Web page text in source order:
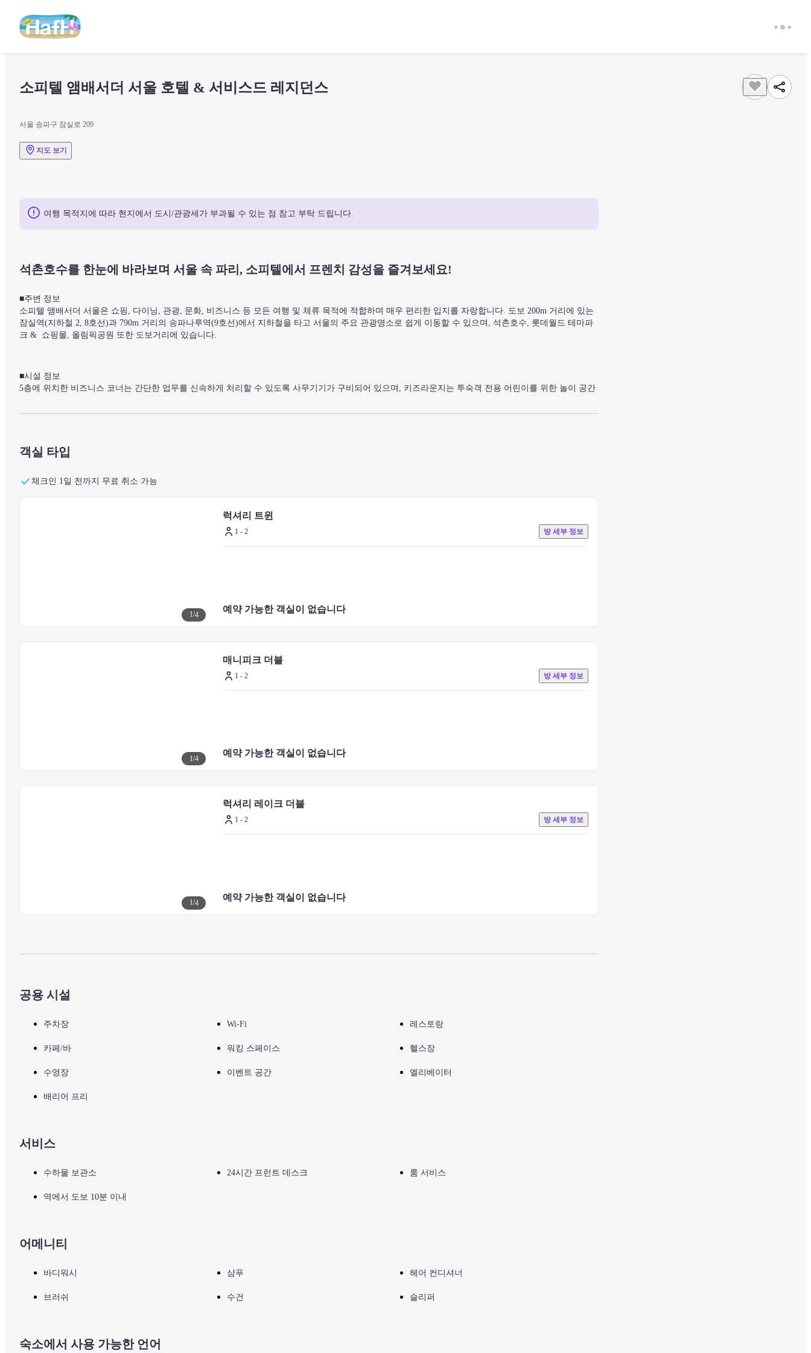
소피텔 앰배서더 서울 호텔 & 서비스드 레지던스
서울 송파구 잠실로 209
지도 보기
여행 목적지에 따라 현지에서 도시/관광세가 부과될 수 있는 점 참고 부탁 드립니다.
석촌호수를 한눈에 바라보며 서울 속 파리, 소피텔에서 프렌치 감성을 즐겨보세요!
■주변 정보
소피텔 앰배서더 서울은 쇼핑, 다이닝, 관광, 문화, 비즈니스 등 모든 여행 및 체류 목적에 적합하며 매우 편리한 입지를 자랑합니다. 도보 200m 거리에 있는
잠실역(지하철 2, 8호선)과 790m 거리의 송파나루역(9호선)에서 지하철을 타고 서울의 주요 관광명소로 쉽게 이동할 수 있으며, 석촌호수, 롯데월드 테마파
크 &  쇼핑몰, 올림픽공원 또한 도보거리에 있습니다.
■시설 정보
5층에 위치한 비즈니스 코너는 간단한 업무를 신속하게 처리할 수 있도록 사무기기가 구비되어 있으며, 키즈라운지는 투숙객 전용 어린이를 위한 놀이 공간
석촌호수와 서울 도심이 한눈에 보이는 수영장 및 우아하면서도 특별한 맞춤 트리트먼트를 제공하는 스파도 즐겨보세요.
※ 여름 성수기(7/18-8/17) 동안, 모든 호텔 투숙객은 수영장 이용을 사전 예약해야 하며, 1인당 하루에 1회만 입장이 가능합니다. 날짜는 변경될 수 있습니다.
어메니티 딥티크, 음성 인식 AI 시스템 기가지니 서비스로 프렌치 라이프 스타일의 최상의 휴식을 제안합니다.
객실 타입
체크인 1일 전까지 무료 취소 가능
1/4
럭셔리 트윈
1 - 2 방 세부 정보
예약 가능한 객실이 없습니다
1/4
매니피크 더블
1 - 2 방 세부 정보
예약 가능한 객실이 없습니다
1/4
럭셔리 레이크 더블
1 - 2 방 세부 정보
예약 가능한 객실이 없습니다
공용 시설
주차장 Wi-Fi 레스토랑
카페/바 워킹 스페이스 헬스장
수영장 이벤트 공간 엘리베이터
배리어 프리
서비스
수하물 보관소 24시간 프런트 데스크 룸 서비스
역에서 도보 10분 이내
어메니티
바디워시 샴푸 헤어 컨디셔너
브러쉬 수건 슬리퍼
숙소에서 사용 가능한 언어